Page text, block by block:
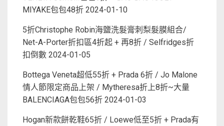
MIYAKE包包48折 2024-01-10
5折Christophe Robin海鹽洗髮膏刺梨髮膜組合/
Net-A-Porter折扣區4折起 + 再8折 / Selfridges折
扣倒數 2024-01-05
Bottega Veneta超低55折 + Prada 6折 / Jo Malone
情人節限定商品上架 / Mytheresa折上8折~大量
BALENCIAGA包包56折 2024-01-03
Hogan新款餅乾鞋65折 / Loewe低至5折 + Prada有